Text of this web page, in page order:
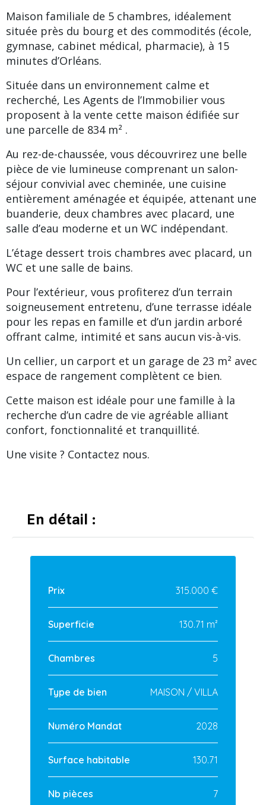
Maison familiale de 5 chambres, idéalement
située près du bourg et des commodités (école,
gymnase, cabinet médical, pharmacie), à 15
minutes d’Orléans.
Située dans un environnement calme et
recherché, Les Agents de l’Immobilier vous
proposent à la vente cette maison édifiée sur
une parcelle de 834 m² .
Au rez-de-chaussée, vous découvrirez une belle
pièce de vie lumineuse comprenant un salon-
séjour convivial avec cheminée, une cuisine
entièrement aménagée et équipée, attenant une
buanderie, deux chambres avec placard, une
salle d’eau moderne et un WC indépendant.
L’étage dessert trois chambres avec placard, un
WC et une salle de bains.
Pour l’extérieur, vous profiterez d’un terrain
soigneusement entretenu, d’une terrasse idéale
pour les repas en famille et d’un jardin arboré
offrant calme, intimité et sans aucun vis-à-vis.
Un cellier, un carport et un garage de 23 m² avec
espace de rangement complètent ce bien.
Cette maison est idéale pour une famille à la
recherche d’un cadre de vie agréable alliant
confort, fonctionnalité et tranquillité.
Une visite ? Contactez nous.
En détail :
Prix 315.000 €
Superficie 130.71 m²
Chambres 5
Type de bien MAISON / VILLA
Numéro Mandat 2028
Surface habitable 130.71
Nb pièces 7